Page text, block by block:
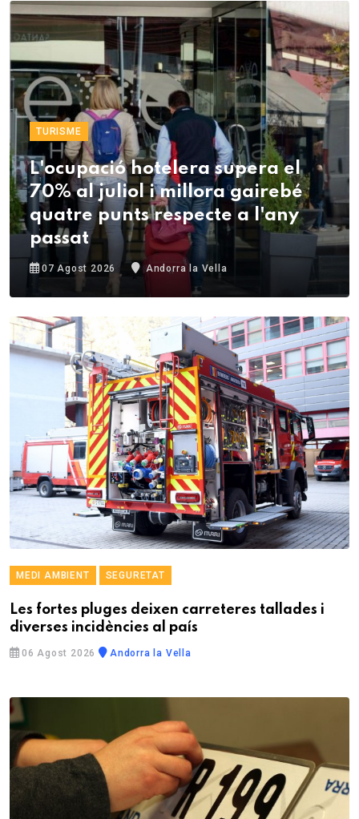
TURISME
L'ocupació hotelera supera el
70% al juliol i millora gairebé
quatre punts respecte a l'any
passat
07 Agost 2026 Andorra la Vella
MEDI AMBIENT SEGURETAT
Les fortes pluges deixen carreteres tallades i
diverses incidències al país
06 Agost 2026 Andorra la Vella